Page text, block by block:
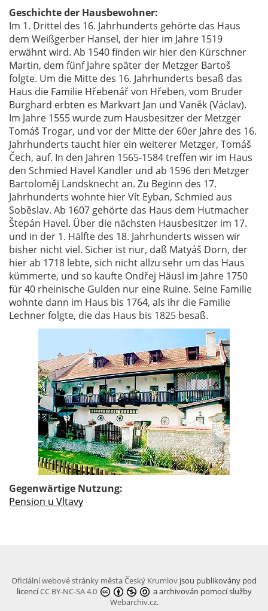
Geschichte der Hausbewohner:
Im 1. Drittel des 16. Jahrhunderts gehörte das Haus
dem Weißgerber Hansel, der hier im Jahre 1519
erwähnt wird. Ab 1540 finden wir hier den Kürschner
Martin, dem fünf Jahre später der Metzger Bartoš
folgte. Um die Mitte des 16. Jahrhunderts besaß das
Haus die Familie Hřebenář von Hřeben, vom Bruder
Burghard erbten es Markvart Jan und Vaněk (Václav).
Im Jahre 1555 wurde zum Hausbesitzer der Metzger
Tomáš Trogar, und vor der Mitte der 60er Jahre des 16.
Jahrhunderts taucht hier ein weiterer Metzger, Tomáš
Čech, auf. In den Jahren 1565-1584 treffen wir im Haus
den Schmied Havel Kandler und ab 1596 den Metzger
Bartoloměj Landsknecht an. Zu Beginn des 17.
Jahrhunderts wohnte hier Vít Eyban, Schmied aus
Soběslav. Ab 1607 gehörte das Haus dem Hutmacher
Štepán Havel. Über die nächsten Hausbesitzer im 17.
und in der 1. Hälfte des 18. Jahrhunderts wissen wir
bisher nicht viel. Sicher ist nur, daß Matyáš Dorn, der
hier ab 1718 lebte, sich nicht allzu sehr um das Haus
kümmerte, und so kaufte Ondřej Häusl im Jahre 1750
für 40 rheinische Gulden nur eine Ruine. Seine Familie
wohnte dann im Haus bis 1764, als ihr die Familie
Lechner folgte, die das Haus bis 1825 besaß.
Gegenwärtige Nutzung:
Pension u Vltavy
Oficiální webové stránky města Český Krumlov jsou publikovány pod
licencíCC BY-NC-SA 4.0
a archivován pomocí služby
Webarchiv.cz.